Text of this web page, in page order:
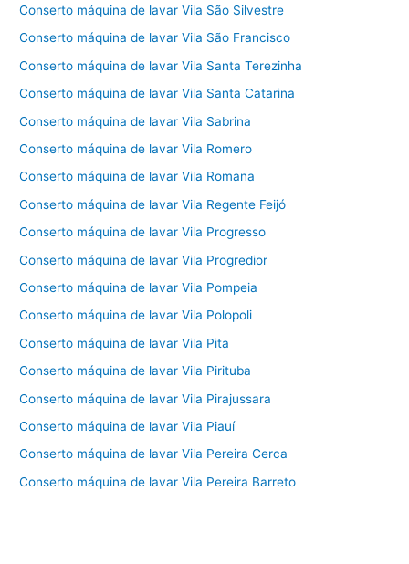
Conserto máquina de lavar Vila São Silvestre
Conserto máquina de lavar Vila São Francisco
Conserto máquina de lavar Vila Santa Terezinha
Conserto máquina de lavar Vila Santa Catarina
Conserto máquina de lavar Vila Sabrina
Conserto máquina de lavar Vila Romero
Conserto máquina de lavar Vila Romana
Conserto máquina de lavar Vila Regente Feijó
Conserto máquina de lavar Vila Progresso
Conserto máquina de lavar Vila Progredior
Conserto máquina de lavar Vila Pompeia
Conserto máquina de lavar Vila Polopoli
Conserto máquina de lavar Vila Pita
Conserto máquina de lavar Vila Pirituba
Conserto máquina de lavar Vila Pirajussara
Conserto máquina de lavar Vila Piauí
Conserto máquina de lavar Vila Pereira Cerca
Conserto máquina de lavar Vila Pereira Barreto